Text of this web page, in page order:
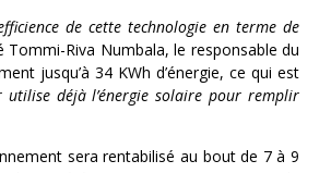
de cette technologie en terme de
Tommi-Riva Numbala, le responsable du
jusqu’à 34 KWh d’énergie, ce qui est
utilise déjà l’énergie solaire pour remplir
sera rentabilisé au bout de 7 à 9